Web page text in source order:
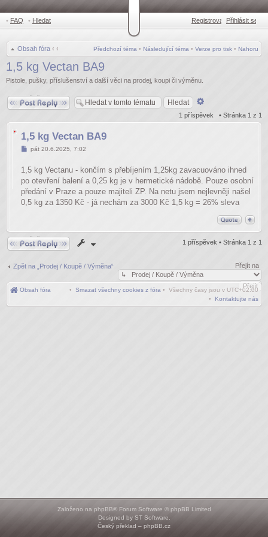
• FAQ • Hledat Registrovat •Přihlásit se
Obsah fóra ‹ ‹ Nahoru
Verze pro tisk •
Následující téma •
Předchozí téma •
1,5 kg Vectan BA9
Pistole, pušky, příslušenství a další věci na prodej, koupi či výměnu.
Odpovědět
1 příspěvek • Stránka 1 z 1
1,5 kg Vectan BA9
Příspěvek
pát 20.6.2025, 7:02
1,5 kg Vectanu - končím s přebíjením 1,25kg zavacuováno ihned
po otevření balení a 0,25 kg je v hermetické nádobě. Pouze osobní
předání v Praze a pouze majiteli ZP. Na netu jsem nejlevněji našel
0,5 kg za 1350 Kč - já nechám za 3000 Kč 1,5 kg = 26% sleva
Odpovědět 1 příspěvek • Stránka 1 z 1
Zpět na „Prodej / Koupě / Výměna“ Přejít na
Obsah fóra • Všechny časy jsou v UTC+02:00
• Smazat všechny cookies z fóra
• Kontaktujte nás
Založeno na phpBB® Forum Software © phpBB Limited
Designed by ST Software
Český překlad – phpBB.cz